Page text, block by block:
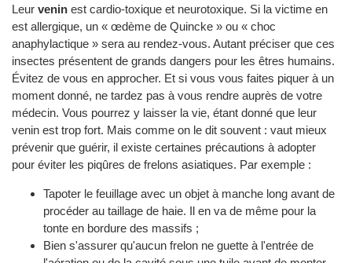
Leur venin est cardio-toxique et neurotoxique. Si la victime en
est allergique, un « œdème de Quincke » ou « choc
anaphylactique » sera au rendez-vous. Autant préciser que ces
insectes présentent de grands dangers pour les êtres humains.
Évitez de vous en approcher. Et si vous vous faites piquer à un
moment donné, ne tardez pas à vous rendre auprès de votre
médecin. Vous pourrez y laisser la vie, étant donné que leur
venin est trop fort. Mais comme on le dit souvent : vaut mieux
prévenir que guérir, il existe certaines précautions à adopter
pour éviter les piqûres de frelons asiatiques. Par exemple :
Tapoter le feuillage avec un objet à manche long avant de
procéder au taillage de haie. Il en va de même pour la
tonte en bordure des massifs ;
Bien s'assurer qu'aucun frelon ne guette à l'entrée de